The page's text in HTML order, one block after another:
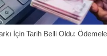
İçin Tarih Belli Oldu: